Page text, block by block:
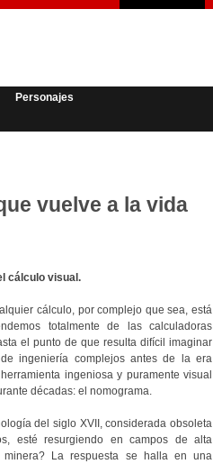
Personajes
vuelve a la vida
cálculo visual.
cálculo, por complejo que sea, está
totalmente de las calculadoras
el punto de que resulta difícil imaginar
ingeniería complejos antes de la era
ingeniosa y puramente visual
décadas: el nomograma.
del siglo XVII, considerada obsoleta
esté resurgiendo en campos de alta
minera? La respuesta se halla en una